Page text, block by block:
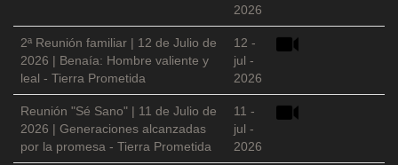
2026
2ª Reunión familiar | 12 de Julio de
2026 | Benaía: Hombre valiente y
leal - Tierra Prometida
12 -
jul -
2026
Reunión "Sé Sano" | 11 de Julio de
2026 | Generaciones alcanzadas
por la promesa - Tierra Prometida
11 -
jul -
2026